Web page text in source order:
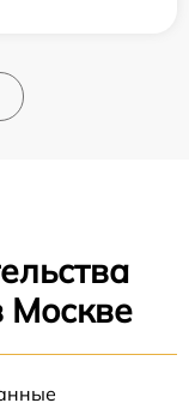
Москве